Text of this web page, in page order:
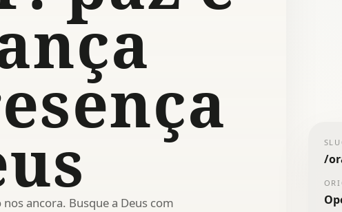
ancora. Busque a Deus com
/